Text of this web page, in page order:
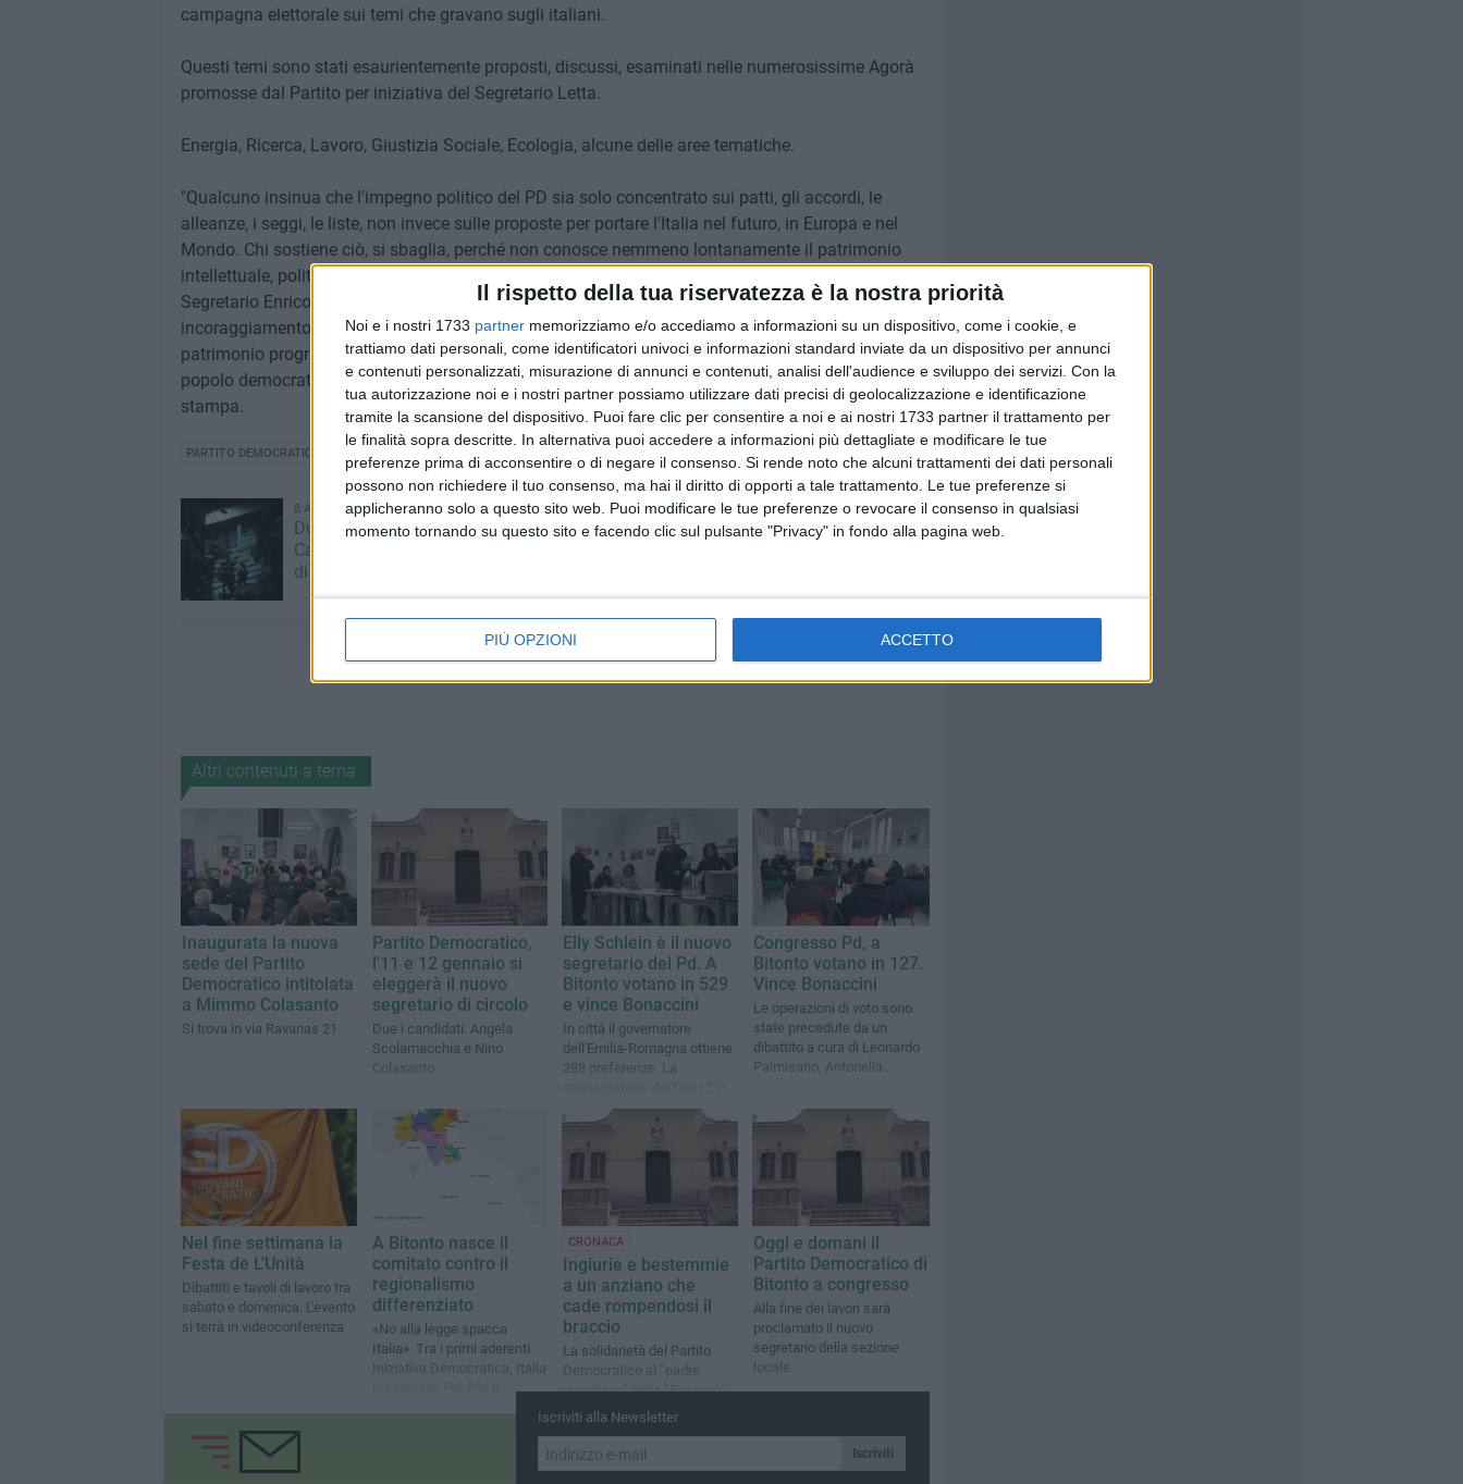
Il rispetto della tua riservatezza è la nostra priorità
Noi e i nostri 1733 partner memorizziamo e/o accediamo a informazioni su un dispositivo, come i cookie, e
trattiamo dati personali, come identificatori univoci e informazioni standard inviate da un dispositivo per annunci
e contenuti personalizzati, misurazione di annunci e contenuti, analisi dell'audience e sviluppo dei servizi. Con la
tua autorizzazione noi e i nostri partner possiamo utilizzare dati precisi di geolocalizzazione e identificazione
tramite la scansione del dispositivo. Puoi fare clic per consentire a noi e ai nostri 1733 partner il trattamento per
le finalità sopra descritte. In alternativa puoi accedere a informazioni più dettagliate e modificare le tue
preferenze prima di acconsentire o di negare il consenso. Si rende noto che alcuni trattamenti dei dati personali
possono non richiedere il tuo consenso, ma hai il diritto di opporti a tale trattamento. Le tue preferenze si
applicheranno solo a questo sito web. Puoi modificare le tue preferenze o revocare il consenso in qualsiasi
momento tornando su questo sito e facendo clic sul pulsante "Privacy" in fondo alla pagina web.
PIÙ OPZIONI ACCETTO
campagna elettorale sui temi che gravano sugli italiani.
Questi temi sono stati esaurientemente proposti, discussi, esaminati nelle numerosissime Agorà
promosse dal Partito per iniziativa del Segretario Letta.
Energia, Ricerca, Lavoro, Giustizia Sociale, Ecologia, alcune delle aree tematiche.
"Qualcuno insinua che l'impegno politico del PD sia solo concentrato sui patti, gli accordi, le
alleanze, i seggi, le liste, non invece sulle proposte per portare l'Italia nel futuro, in Europa e nel
Mondo. Chi sostiene ciò, si sbaglia, perché non conosce nemmeno lontanamente il patrimonio
intellettuale, politico, amministrativo, attivo e concreto che sta sotto, la sostanza del PD. Al
Segretario Enrico Letta e a tutta la Segreteria nazionale, cui va il nostro sostegno e
incoraggiamento, rivolgiamo il nostro invito a ripescare dal tesoro delle Agorà, il grande
patrimonio programmatico del Partito Democratico e donare a questi giorni l'impulso ideale del
popolo democratico" si legge nel comunicato ufficiale della sezione bitontina del PD diffuso alla
stampa.
PARTITO DEMOCRATICO
8 AGOSTO 2026
Due latitanti del clan mafioso
Capriati arrestati in un casolare
di Bisceglie
8 AGOSTO 2026
Latitanti del clan Capriati
Altri contenuti a tema
Inaugurata la nuova
sede del Partito
Democratico intitolata
a Mimmo Colasanto
Si trova in via Ravanas 21
Partito Democratico,
l'11 e 12 gennaio si
eleggerà il nuovo
segretario di circolo
Due i candidati: Angela
Scolamacchia e Nino
Colasanto
Elly Schlein è il nuovo
segretario del Pd. A
Bitonto votano in 529
e vince Bonaccini
In città il governatore
dell'Emilia-Romagna ottiene
288 preferenze. La
Congresso Pd, a
Bitonto votano in 127.
Vince Bonaccini
Le operazioni di voto sono
state precedute da un
dibattito a cura di Leonardo
Palmisano, Antonella
Nel fine settimana la
Festa de L'Unità
Dibattiti e tavoli di lavoro tra
sabato e domenica. L'evento
si terrà in videoconferenza
A Bitonto nasce il
comitato contro il
regionalismo
differenziato
«No alla legge spacca
Italia». Tra i primi aderenti
Iniziativa Democratica, Italia
CRONACA
Ingiurie e bestemmie
a un anziano che
cade rompendosi il
braccio
La solidarietà del Partito
Democratico al “padre
guardiano” della “Pescara”
Oggi e domani il
Partito Democratico di
Bitonto a congresso
Alla fine dei lavori sarà
proclamato il nuovo
segretario della sezione
locale
Iscriviti alla Newsletter
Iscriviti